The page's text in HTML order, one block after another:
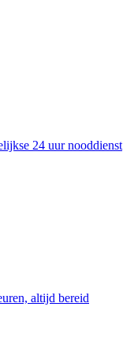
24 uur nooddienst
altijd bereid